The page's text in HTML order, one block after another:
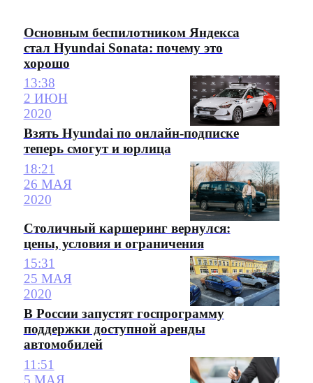
Основным беспилотником Яндекса
стал Hyundai Sonata: почему это
хорошо
13:38
2 ИЮН
2020
Взять Hyundai по онлайн-подписке
теперь смогут и юрлица
18:21
26 МАЯ
2020
Столичный каршеринг вернулся:
цены, условия и ограничения
15:31
25 МАЯ
2020
В России запустят госпрограмму
поддержки доступной аренды
автомобилей
11:51
5 МАЯ